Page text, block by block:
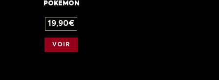
POKEMON
19,90€
VOIR